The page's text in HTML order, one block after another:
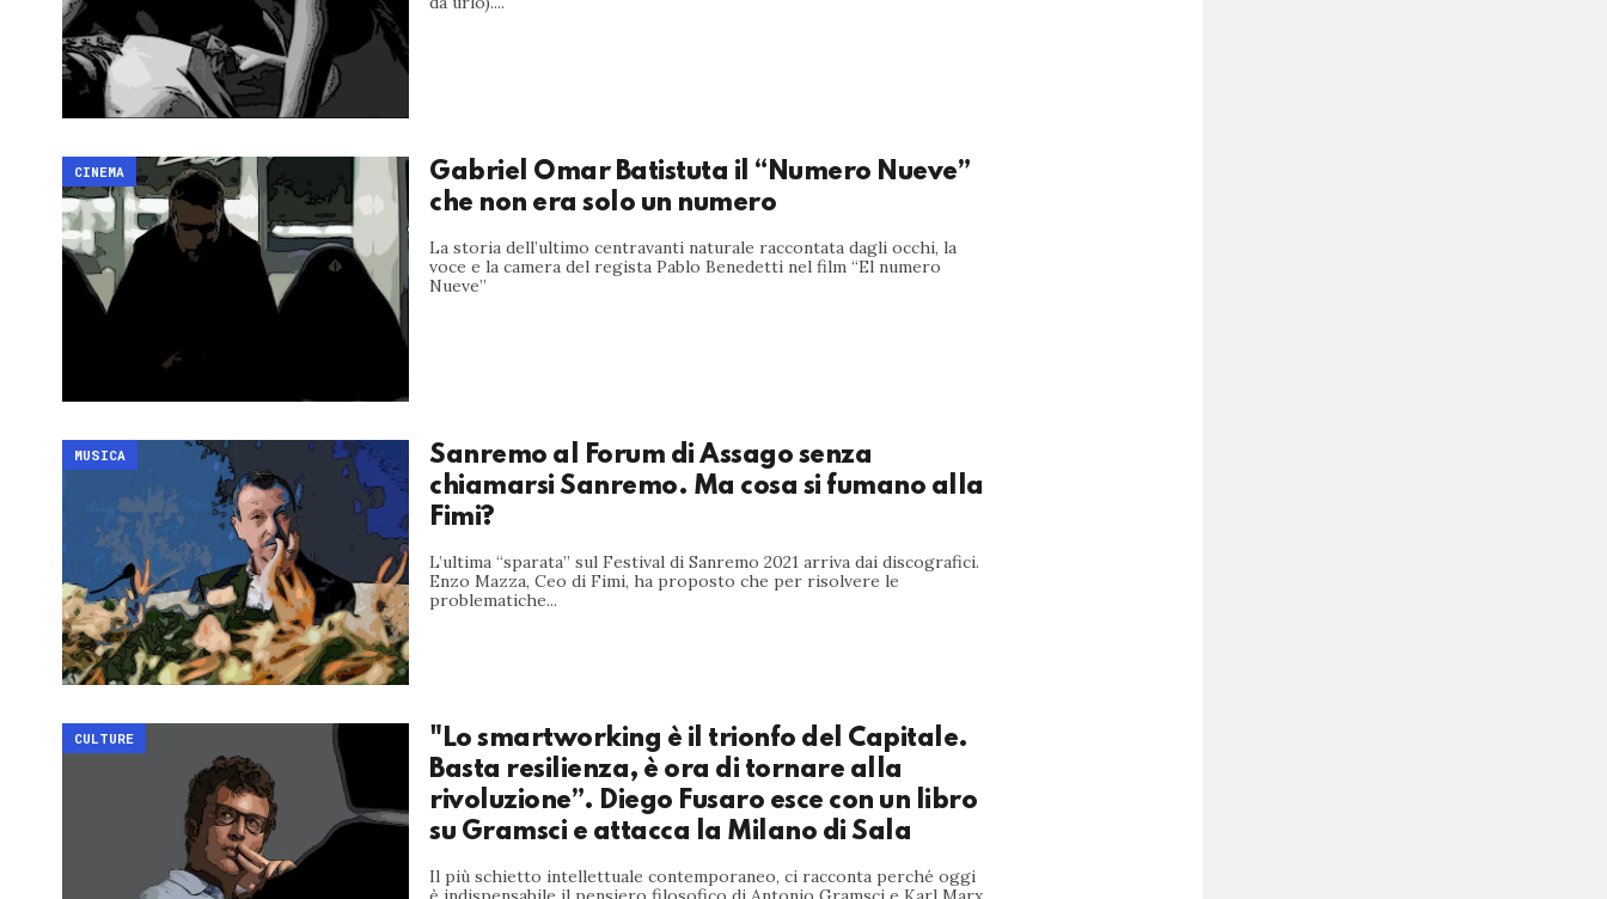
Gabriel Omar Batistuta il “Numero Nueve”
che non era solo un numero
La storia dell’ultimo centravanti naturale raccontata dagli occhi, la
voce e la camera del regista Pablo Benedetti nel film “El numero
Nueve”
CINEMA
Sanremo al Forum di Assago senza
chiamarsi Sanremo. Ma cosa si fumano alla
Fimi?
L’ultima “sparata” sul Festival di Sanremo 2021 arriva dai discografici.
Enzo Mazza, Ceo di Fimi, ha proposto che per risolvere le
problematiche...
MUSICA
"Lo smartworking è il trionfo del Capitale.
Basta resilienza, è ora di tornare alla
rivoluzione”. Diego Fusaro esce con un libro
su Gramsci e attacca la Milano di Sala
Il più schietto intellettuale contemporaneo, ci racconta perché oggi
CULTURE